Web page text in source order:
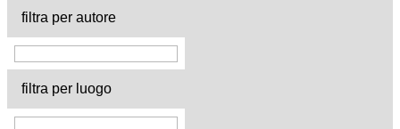
filtra per autore
filtra per luogo